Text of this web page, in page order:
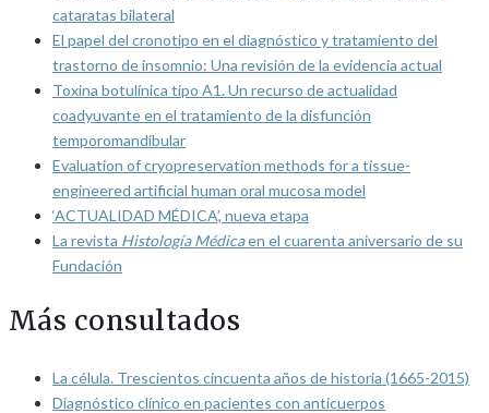
cataratas bilateral
El papel del cronotipo en el diagnóstico y tratamiento del
trastorno de insomnio: Una revisión de la evidencia actual
Toxina botulínica tipo A1. Un recurso de actualidad
coadyuvante en el tratamiento de la disfunción
temporomandibular
Evaluation of cryopreservation methods for a tissue-
engineered artificial human oral mucosa model
‘ACTUALIDAD MÉDICA’, nueva etapa
La revista Histología Médicaen el cuarenta aniversario de su
Fundación
Más consultados
La célula. Trescientos cincuenta años de historia (1665-2015)
Diagnóstico clínico en pacientes con anticuerpos